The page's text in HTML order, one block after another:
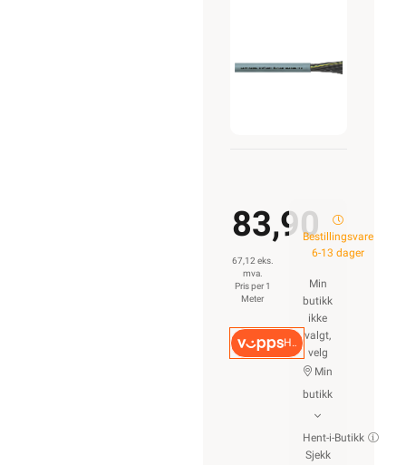
83,90
67,12 eks.
mva.
Pris per 1
Meter
Hurtigkasse
Bestillingsvare
6-13 dager
Min
butikk
ikke
valgt,
velg
Min
butikk
Hent-i-Butikk
Sjekk